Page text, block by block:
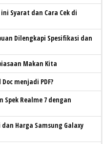
Syarat dan Cara Cek di
Dilengkapi Spesifikasi dan
Makan Kita
menjadi PDF?
Spek Realme 7 dengan
Harga Samsung Galaxy